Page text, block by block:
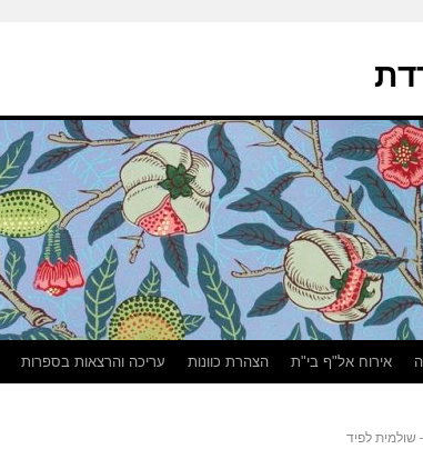
אירוח אל"ף בי"ת הצהרת כוונות עריכה והרצאות בספרות
שולמית לפיד